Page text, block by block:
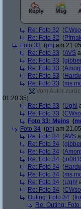
Re: Foto 32 (
Re: Foto 32 (
Foto 33 (phj am
Re: Foto 33 (AVS
Re: Foto 33 (
Re: Foto 33 (
Re: Foto 33 (
Re: Foto 33 (ms
Vom Autor
01:20:35)
Re: Foto 33 (Ugh!
Re: Foto 33 (
Foto 33: Meins (
Foto 34 (phj am
Re: Foto 34 (AVS
Re: Foto 34 (
Re: Foto 34 (
Re: Foto 34 (
Re: Foto 34 (
Re: Foto 34 (ms
Re: Foto 34 (Ugh!
Re: Foto 34 (
Outing: Foto 34 (
Re: Outing: Foto